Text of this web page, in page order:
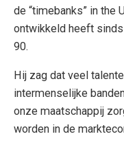
de “timebanks” in the
ontwikkeld heeft
90.
Hij zag dat veel
intermenselijke
onze maatschappij
worden in de